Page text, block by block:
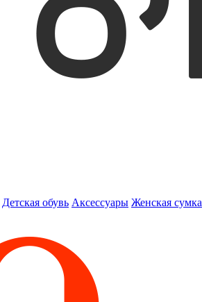
Детская обувь Аксессуары Женская сумка